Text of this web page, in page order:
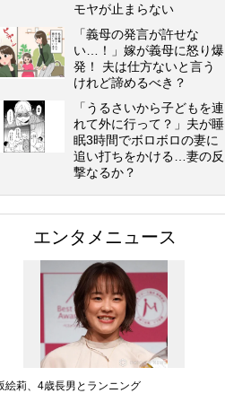
モヤが止まらない
「義母の発言が許せな
い…！」嫁が義母に怒り爆
発！ 夫は仕方ないと言う
けれど諦めるべき？
「うるさいから子どもを連
れて外に行って？」夫が睡
眠3時間でボロボロの妻に
追い打ちをかける…妻の反
撃なるか？
エンタメニュース
絵莉、4歳長男とランニング